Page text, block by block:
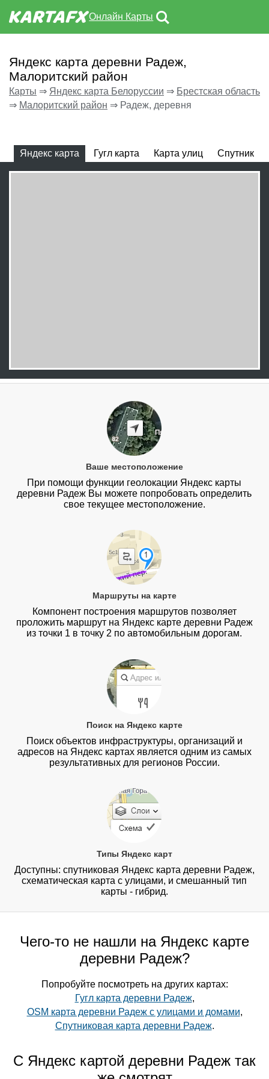
Онлайн Карты
Яндекс карта деревни Радеж,
Малоритский район
Карты ⇒ Яндекс карта Белоруссии ⇒ Брестская область
⇒ Малоритский район ⇒ Радеж, деревня
Яндекс карта Гугл карта Карта улиц Спутник
Ваше местоположение
При помощи функции геолокации Яндекс карты
деревни Радеж Вы можете попробовать определить
свое текущее местоположение.
Маршруты на карте
Компонент построения маршрутов позволяет
проложить маршрут на Яндекс карте деревни Радеж
из точки 1 в точку 2 по автомобильным дорогам.
Поиск на Яндекс карте
Поиск объектов инфраструктуры, организаций и
адресов на Яндекс картах является одним из самых
результативных для регионов России.
Типы Яндекс карт
Доступны: спутниковая Яндекс карта деревни Радеж,
схематическая карта с улицами, и смешанный тип
карты - гибрид.
Чего-то не нашли на Яндекс карте
деревни Радеж?
Попробуйте посмотреть на других картах:
Гугл карта деревни Радеж,
OSM карта деревни Радеж с улицами и домами,
Спутниковая карта деревни Радеж.
С Яндекс картой деревни Радеж так